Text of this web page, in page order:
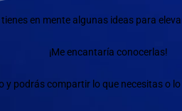
en mente algunas ideas para
¡Me encantaría conocerlas!
podrás compartir lo que necesitas o